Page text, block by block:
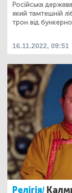
Російська
який тамтешній
трон від
16.11.2022, 09:51
Релігія/